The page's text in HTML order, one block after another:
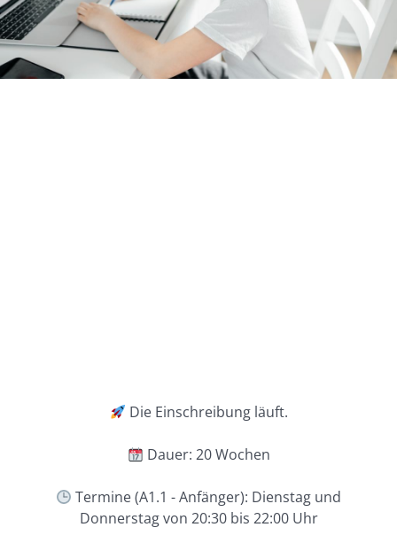
Die Einschreibung läuft.
Dauer: 20 Wochen
Termine (A1.1 - Anfänger): Dienstag und
Donnerstag von 20:30 bis 22:00 Uhr